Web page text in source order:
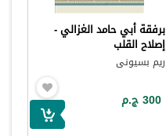
برفقة أبي حامد الغزالي -
إصلاح القلب
ريم بسيونى
300 ج.م